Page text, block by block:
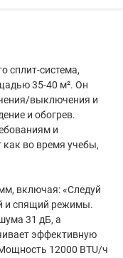
сплит-система,
35-40 м². Он
выключения и
и обогрев.
и
во время учебы,
включая: «Следуй
и спящий режимы.
31 дБ, а
эффективную
12000 BTU/ч